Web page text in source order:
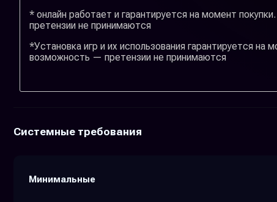
* онлайн работает и гарантируется на момент
претензии не принимаются
*Установка игр и их использования гарантируется
возможность — претензии не принимаются
Системные требования
Минимальные